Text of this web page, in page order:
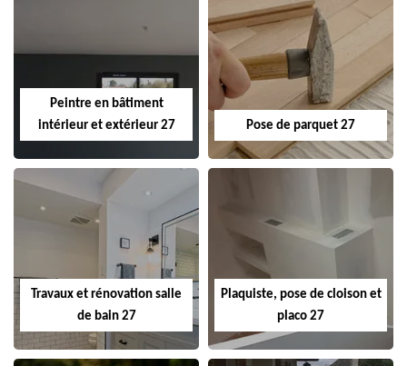
Peintre en bâtiment
intérieur et extérieur 27
Pose de parquet 27
Travaux et rénovation salle
de bain 27
Plaquiste, pose de cloison et
placo 27